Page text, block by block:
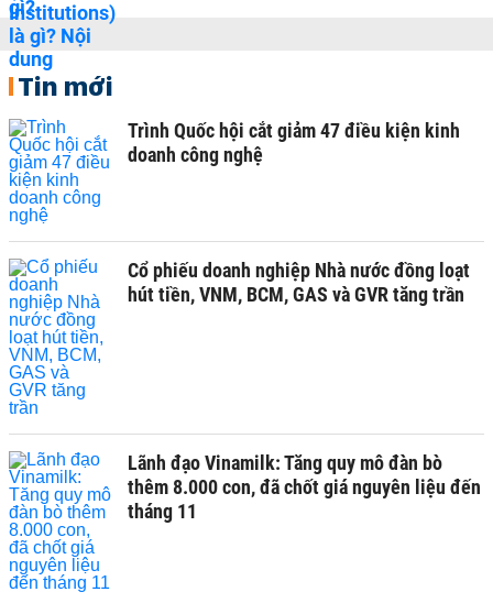
Tin mới
Trình Quốc hội cắt giảm 47 điều kiện kinh
doanh công nghệ
Cổ phiếu doanh nghiệp Nhà nước đồng loạt
hút tiền, VNM, BCM, GAS và GVR tăng trần
Lãnh đạo Vinamilk: Tăng quy mô đàn bò
thêm 8.000 con, đã chốt giá nguyên liệu đến
tháng 11